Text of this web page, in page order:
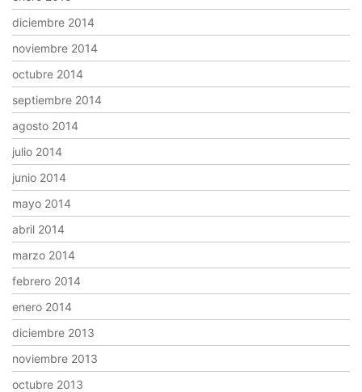
diciembre 2014
noviembre 2014
octubre 2014
septiembre 2014
agosto 2014
julio 2014
junio 2014
mayo 2014
abril 2014
marzo 2014
febrero 2014
enero 2014
diciembre 2013
noviembre 2013
octubre 2013